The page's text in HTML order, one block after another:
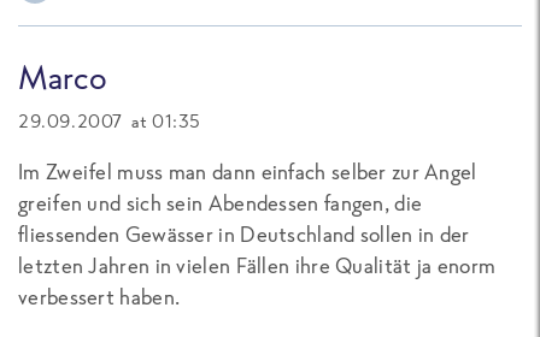
Marco
29.09.2007 at 01:35
Im Zweifel muss man dann einfach selber zur Angel
greifen und sich sein Abendessen fangen, die
fliessenden Gewässer in Deutschland sollen in der
letzten Jahren in vielen Fällen ihre Qualität ja enorm
verbessert haben.